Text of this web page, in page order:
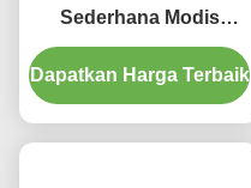
Sederhana Modis
Melengkung Tirai Track
Dapatkan Harga Terbaik